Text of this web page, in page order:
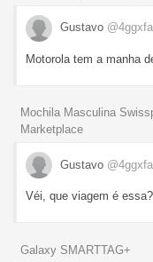
Gustavo
Motorola tem a manha
Mochila Masculina
Marketplace
Gustavo
Véi, que viagem é essa?
Galaxy SMARTTAG+